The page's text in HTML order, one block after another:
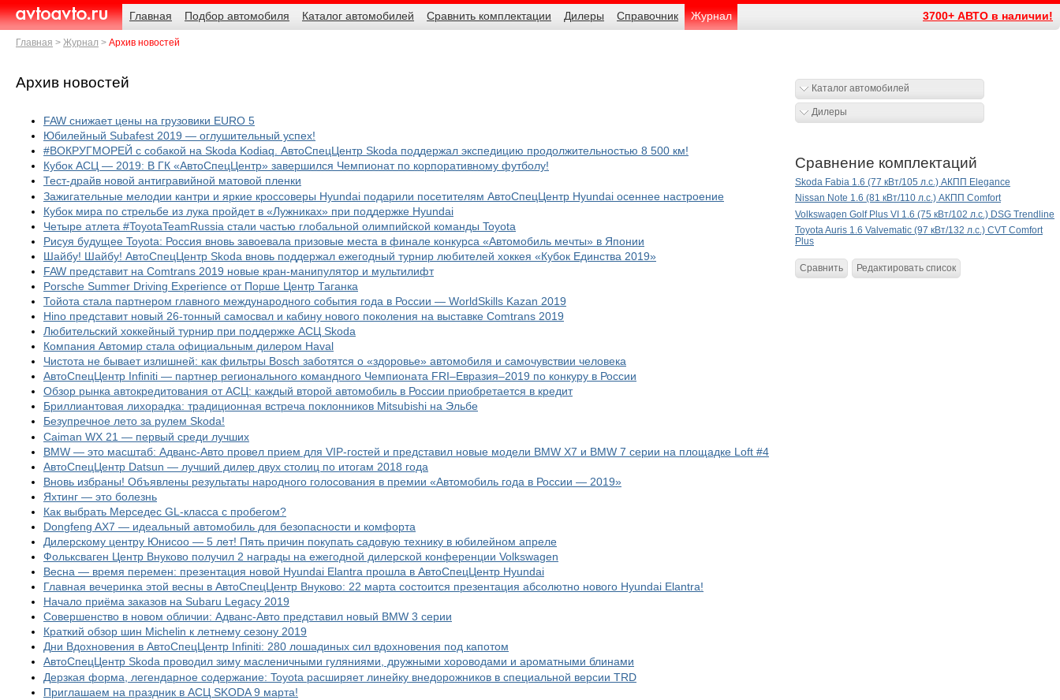
AvtoAvto.ru
Навигация
Главная
Подбор автомобиля Каталог автомобилей Сравнить комплектации Дилеры Справочник Журнал 3700+ АВТО в наличии!
Родительские
страницы
Главная Журнал Архив новостей
Архив новостей
FAW снижает цены на грузовики EURO 5
Юбилейный Subafest 2019 — оглушительный успех!
#ВОКРУГМОРЕЙ с собакой на Skoda Kodiaq. АвтоСпецЦентр Skoda поддержал экспедицию продолжительностью 8 500 км!
Кубок АСЦ — 2019: В ГК «АвтоСпецЦентр» завершился Чемпионат по корпоративному футболу!
Тест-драйв новой антигравийной матовой пленки
Зажигательные мелодии кантри и яркие кроссоверы Hyundai подарили посетителям АвтоСпецЦентр Hyundai осеннее настроение
Кубок мира по стрельбе из лука пройдет в «Лужниках» при поддержке Hyundai
Четыре атлета #ToyotaTeamRussia стали частью глобальной олимпийской команды Toyota
Рисуя будущее Toyota: Россия вновь завоевала призовые места в финале конкурса «Автомобиль мечты» в Японии
Шайбу! Шайбу! АвтоСпецЦентр Skoda вновь поддержал ежегодный турнир любителей хоккея «Кубок Единства 2019»
FAW представит на Comtrans 2019 новые кран-манипулятор и мультилифт
Porsche Summer Driving Experience от Порше Центр Таганка
Тойота стала партнером главного международного события года в России — WorldSkills Kazan 2019
Hino представит новый 26-тонный самосвал и кабину нового поколения на выставке Comtrans 2019
Любительский хоккейный турнир при поддержке АСЦ Skoda
Компания Автомир стала официальным дилером Haval
Чистота не бывает излишней: как фильтры Bosch заботятся о «здоровье» автомобиля и самочувствии человека
АвтоСпецЦентр Infiniti — партнер регионального командного Чемпионата FRI–Евразия–2019 по конкуру в России
Обзор рынка автокредитования от АСЦ: каждый второй автомобиль в России приобретается в кредит
Бриллиантовая лихорадка: традиционная встреча поклонников Mitsubishi на Эльбе
Безупречное лето за рулем Skoda!
Caiman WX 21 — первый среди лучших
BMW — это масштаб: Адванс-Авто провел прием для VIP-гостей и представил новые модели BMW X7 и BMW 7 серии на площадке Loft #4
АвтоСпецЦентр Datsun — лучший дилер двух столиц по итогам 2018 года
Вновь избраны! Объявлены результаты народного голосования в премии «Автомобиль года в России — 2019»
Яхтинг — это болезнь
Как выбрать Мерседес GL-класса с пробегом?
Dongfeng AX7 — идеальный автомобиль для безопасности и комфорта
Дилерскому центру Юнисоо — 5 лет! Пять причин покупать садовую технику в юбилейном апреле
Фольксваген Центр Внуково получил 2 награды на ежегодной дилерской конференции Volkswagen
Весна — время перемен: презентация новой Hyundai Elantra прошла в АвтоСпецЦентр Hyundai
Главная вечеринка этой весны в АвтоСпецЦентр Внуково: 22 марта состоится презентация абсолютно нового Hyundai Elantra!
Начало приёма заказов на Subaru Legacy 2019
Совершенство в новом обличии: Адванс-Авто представил новый BMW 3 серии
Краткий обзор шин Michelin к летнему сезону 2019
Дни Вдохновения в АвтоСпецЦентр Infiniti: 280 лошадиных сил вдохновения под капотом
АвтоСпецЦентр Skoda проводил зиму масленичными гуляниями, дружными хороводами и ароматными блинами
Дерзкая форма, легендарное содержание: Toyota расширяет линейку внедорожников в специальной версии TRD
Приглашаем на праздник в АСЦ SKODA 9 марта!
Каталог автомобилей
Дилеры
Сравнение комплектаций
Skoda Fabia 1.6 (77 кВт/105 л.с.) АКПП Elegance
Nissan Note 1.6 (81 кВт/110 л.с.) АКПП Comfort
Volkswagen Golf Plus VI 1.6 (75 кВт/102 л.с.) DSG Trendline
Toyota Auris 1.6 Valvematic (97 кВт/132 л.с.) CVT Comfort
Plus
Сравнить Редактировать список